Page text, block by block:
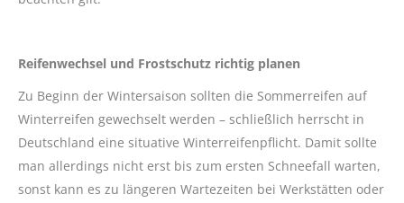
Reifenwechsel und Frostschutz richtig planen
Zu Beginn der Wintersaison sollten die Sommerreifen auf
Winterreifen gewechselt werden – schließlich herrscht in
Deutschland eine situative Winterreifenpflicht. Damit sollte
man allerdings nicht erst bis zum ersten Schneefall warten,
sonst kann es zu längeren Wartezeiten bei Werkstätten oder